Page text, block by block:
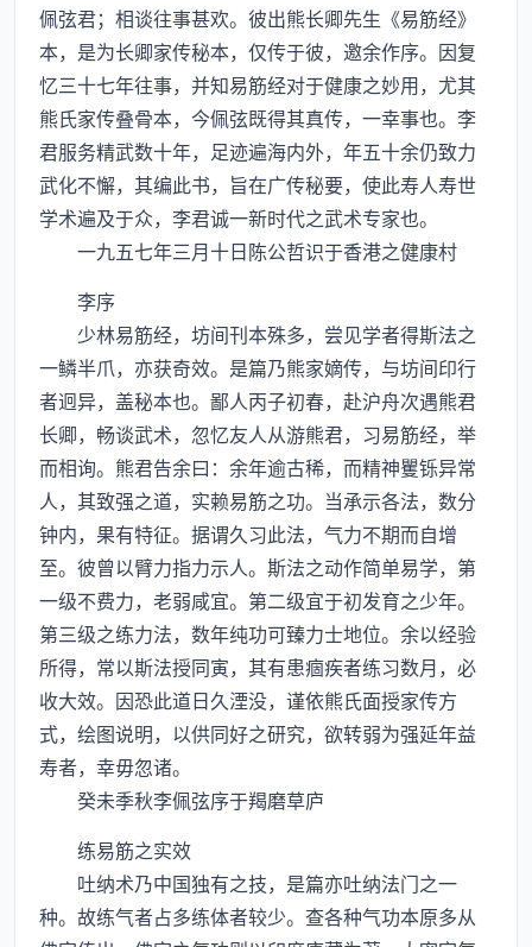
佩弦君；相谈往事甚欢。彼出熊长卿先生《易筋经》
本，是为长卿家传秘本，仅传于彼，邀余作序。因复
忆三十七年往事，并知易筋经对于健康之妙用，尤其
熊氏家传叠骨本，今佩弦既得其真传，一幸事也。李
君服务精武数十年，足迹遍海内外，年五十余仍致力
武化不懈，其编此书，旨在广传秘要，使此寿人寿世
学术遍及于众，李君诚一新时代之武术专家也。
一九五七年三月十日陈公哲识于香港之健康村
李序
少林易筋经，坊间刊本殊多，尝见学者得斯法之
一鳞半爪，亦获奇效。是篇乃熊家嫡传，与坊间印行
者迥异，盖秘本也。鄙人丙子初春，赴沪舟次遇熊君
长卿，畅谈武术，忽忆友人从游熊君，习易筋经，举
而相询。熊君告余曰：余年逾古稀，而精神矍铄异常
人，其致强之道，实赖易筋之功。当承示各法，数分
钟内，果有特征。据谓久习此法，气力不期而自增
至。彼曾以臂力指力示人。斯法之动作简单易学，第
一级不费力，老弱咸宜。第二级宜于初发育之少年。
第三级之练力法，数年纯功可臻力士地位。余以经验
所得，常以斯法授同寅，其有患痼疾者练习数月，必
收大效。因恐此道日久湮没，谨依熊氏面授家传方
式，绘图说明，以供同好之研究，欲转弱为强延年益
寿者，幸毋忽诸。
癸未季秋李佩弦序于羯磨草庐
练易筋之实效
吐纳术乃中国独有之技，是篇亦吐纳法门之一
种。故练气者占多练体者较少。查各种气功本原多从